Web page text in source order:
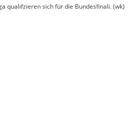
qualifzieren sich für die Bundesfinali. (wk)